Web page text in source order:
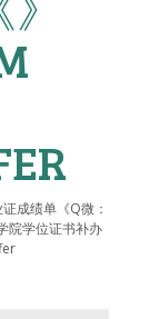
成绩单《Q微：
院学位证书补办